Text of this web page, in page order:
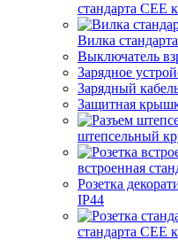
стандарта CEE
Вилка
Выключатель
Зарядное
Зарядный
Защитная
штепсельный
встроенная
Розетка
IP44
стандарта СЕЕ